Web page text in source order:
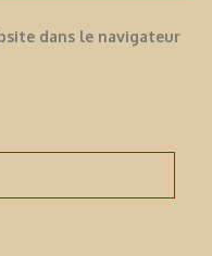
dans le navigateur